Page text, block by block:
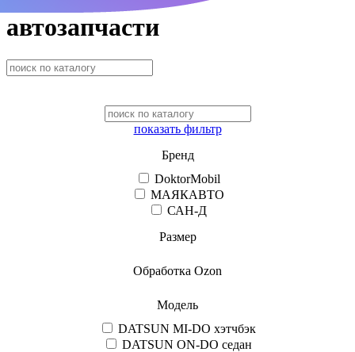
автозапчасти
показать фильтр
Бренд
DoktorMobil
МАЯКАВТО
САН-Д
Размер
Обработка Ozon
Модель
DATSUN MI-DO хэтчбэк
DATSUN ON-DO седан